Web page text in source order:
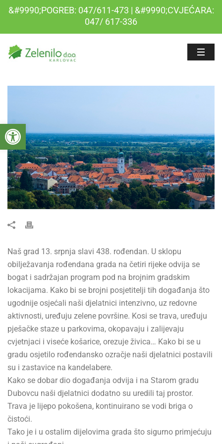
Open toolbar
&#9990;POGREB: 047/611-473 | &#9990;CVJEĆARA:
047/ 617-336
Naš grad 13. srpnja slavi 438. rođendan. U sklopu
obilježavanja rođendana grada na četiri rijeke odvija se
bogat i sadržajan program pod na brojnim gradskim
lokacijama. Kako bi se brojni posjetitelji tih događanja što
ugodnije osjećali naši djelatnici intenzivno, uz redovne
aktivnosti, uređuju zelene površine. Kosi se trava, uređuju
pješačke staze u parkovima, okopavaju i zalijevaju
cvjetnjaci i viseće košarice, orezuje živica… Kako bi se u
gradu osjetilo rođendansko ozračje naši djelatnici postavili
su i zastavice na kandelabere.
Kako se dobar dio događanja odvija i na Starom gradu
Dubovcu naši djelatnici dodatno su uredili taj prostor.
Trava je lijepo pokošena, kontinuirano se vodi briga o
čistoći.
Tako je i u ostalim dijelovima grada što sigurno primjećuju